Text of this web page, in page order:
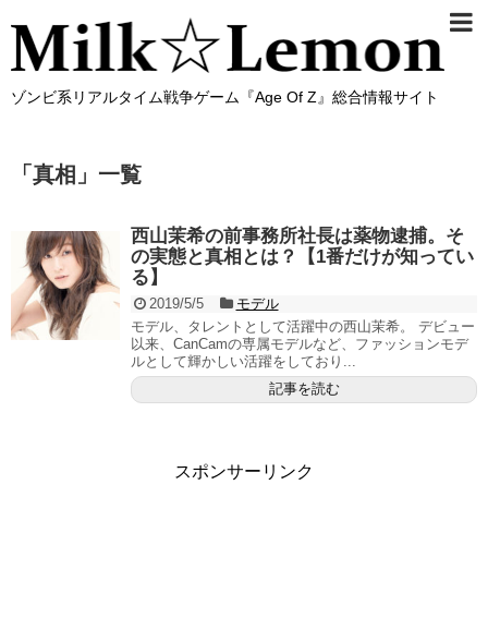
ゾンビ系リアルタイム戦争ゲーム『Age Of Z』総合情報サイト
「 真相 」 一覧
西山茉希の前事務所社長は薬物逮捕。そ
の実態と真相とは？【1番だけが知ってい
る】
2019/5/5
モデル
モデル、タレントとして活躍中の西山茉希。 デビュー
以来、CanCamの専属モデルなど、ファッションモデ
ルとして輝かしい活躍をしており...
記事を読む
スポンサーリンク